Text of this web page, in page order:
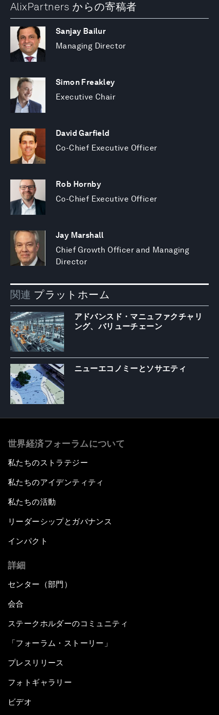
AlixPartners からの寄稿者
Sanjay Bailur
Managing Director
Simon Freakley
Executive Chair
David Garfield
Co-Chief Executive Officer
Rob Hornby
Co-Chief Executive Officer
Jay Marshall
Chief Growth Officer and Managing
Director
関連 プラットホーム
アドバンスド・マニュファクチャリ
ング、バリューチェーン
ニューエコノミーとソサエティ
世界経済フォーラムについて
私たちのストラテジー
私たちのアイデンティティ
私たちの活動
リーダーシップとガバナンス
インパクト
詳細
センター（部門）
会合
ステークホルダーのコミュニティ
「フォーラム・ストーリー」
プレスリリース
フォトギャラリー
ビデオ